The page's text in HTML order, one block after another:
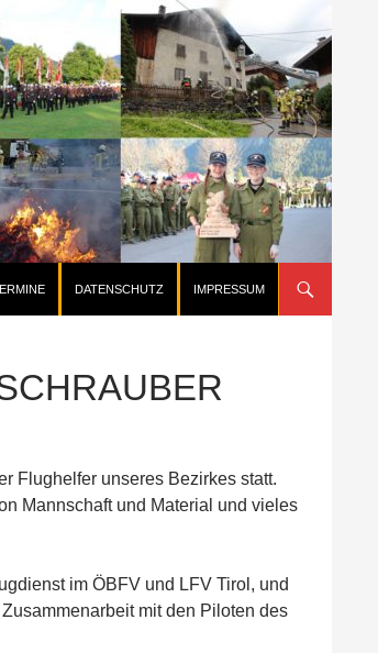
DATENSCHUTZ IMPRESSUM
Flughelfer unseres Bezirkes statt.
Mannschaft und Material und vieles
im ÖBFV und LFV Tirol, und
mit den Piloten des